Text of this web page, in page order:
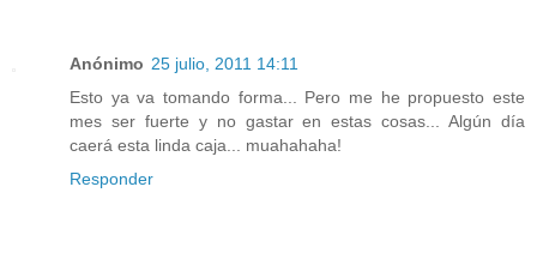
Anónimo 25 julio, 2011 14:11
Esto ya va tomando forma... Pero me he propuesto este
mes ser fuerte y no gastar en estas cosas... Algún día
caerá esta linda caja... muahahaha!
Responder